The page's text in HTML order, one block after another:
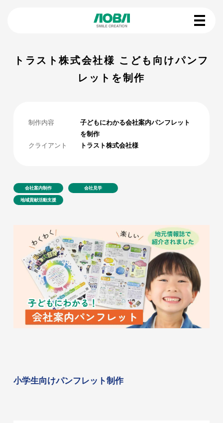
トラスト株式会社様 こども向けパンフ
レットを制作
制作内容
子どもにわかる会社案内パンフレット
を制作
クライアント
トラスト株式会社様
会社案内制作 会社見学
地域貢献活動支援
小学生向けパンフレット制作